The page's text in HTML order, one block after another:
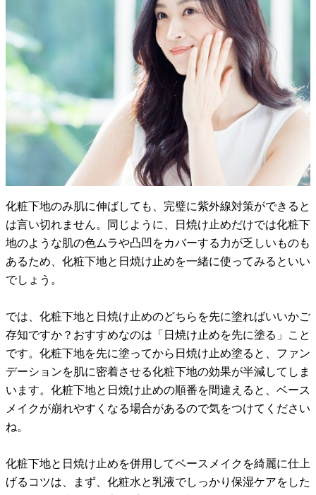
化粧下地のみ肌に伸ばしても、完璧に紫外線対策ができると
は言い切れません。同じように、日焼け止めだけでは化粧下
地のような肌の色ムラや凸凹をカバーする力が乏しいものも
あるため、化粧下地と日焼け止めを一緒に使ってみるといい
でしょう。
では、化粧下地と日焼け止めのどちらを先に塗ればいいかご
存知ですか？おすすめなのは「日焼け止めを先に塗る」こと
です。化粧下地を先に塗ってから日焼け止め塗ると、ファン
デーションを肌に密着させる化粧下地の効果が半減してしま
います。化粧下地と日焼け止めの順番を間違えると、ベース
メイクが崩れやすくなる場合があるので気をつけてください
ね。
化粧下地と日焼け止めを併用してベースメイクを綺麗に仕上
げるコツは、まず、化粧水と乳液でしっかり保湿ケアをした